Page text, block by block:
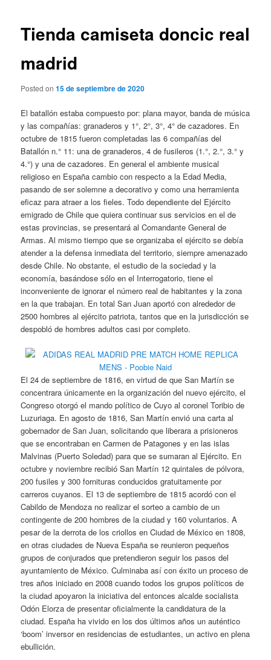
Tienda camiseta doncic real
madrid
Posted on15 de septiembre de 2020
El batallón estaba compuesto por: plana mayor, banda de música
y las compañías: granaderos y 1°, 2°, 3°, 4° de cazadores. En
octubre de 1815 fueron completadas las 6 compañías del
Batallón n.° 11: una de granaderos, 4 de fusileros (1.°, 2.°, 3.° y
4.°) y una de cazadores. En general el ambiente musical
religioso en España cambio con respecto a la Edad Media,
pasando de ser solemne a decorativo y como una herramienta
eficaz para atraer a los fieles. Todo dependiente del Ejército
emigrado de Chile que quiera continuar sus servicios en el de
estas provincias, se presentará al Comandante General de
Armas. Al mismo tiempo que se organizaba el ejército se debía
atender a la defensa inmediata del territorio, siempre amenazado
desde Chile. No obstante, el estudio de la sociedad y la
economía, basándose sólo en el Interrogatorio, tiene el
inconveniente de ignorar el número real de habitantes y la zona
en la que trabajan. En total San Juan aportó con alrededor de
2500 hombres al ejército patriota, tantos que en la jurisdicción se
despobló de hombres adultos casi por completo.
El 24 de septiembre de 1816, en virtud de que San Martín se
concentrara únicamente en la organización del nuevo ejército, el
Congreso otorgó el mando político de Cuyo al coronel Toribio de
Luzuriaga. En agosto de 1816, San Martín envió una carta al
gobernador de San Juan, solicitando que liberara a prisioneros
que se encontraban en Carmen de Patagones y en las islas
Malvinas (Puerto Soledad) para que se sumaran al Ejército. En
octubre y noviembre recibió San Martín 12 quintales de pólvora,
200 fusiles y 300 fornituras conducidos gratuitamente por
carreros cuyanos. El 13 de septiembre de 1815 acordó con el
Cabildo de Mendoza no realizar el sorteo a cambio de un
contingente de 200 hombres de la ciudad y 160 voluntarios. A
pesar de la derrota de los criollos en Ciudad de México en 1808,
en otras ciudades de Nueva España se reunieron pequeños
grupos de conjurados que pretendieron seguir los pasos del
ayuntamiento de México. Culminaba así con éxito un proceso de
tres años iniciado en 2008 cuando todos los grupos políticos de
la ciudad apoyaron la iniciativa del entonces alcalde socialista
Odón Elorza de presentar oficialmente la candidatura de la
ciudad. España ha vivido en los dos últimos años un auténtico
‘boom’ inversor en residencias de estudiantes, un activo en plena
ebullición.